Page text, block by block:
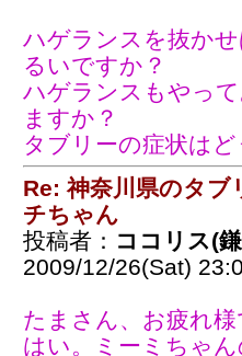
ハゲランスを抜か
るいですか？
ハゲランスもやっ
ますか？
タブリーの症状は
Re: 神奈川県のタ
チちゃん
投稿者： ココリス(
2009/12/26(Sat)
たまさん、お疲れ
はい。ミーミちゃ